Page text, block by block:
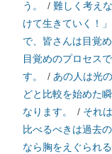
う。 / 難しく考え
けて生きていく！
で、皆さんは目覚
目覚めのプロセス
す。
/ あの人は光
どと比較を始めた
なります。
/ それ
比べるべきは過去
なら胸をえぐられ